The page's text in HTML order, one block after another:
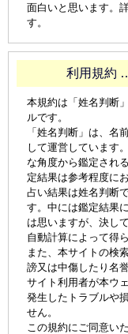
面白いと思います。
す。
利用規約
本規約は「姓名判断
ルです。
「姓名判断」は、名
して運営しています
な角度から鑑定され
定結果は参考程度に
占い結果は姓名判断
す。中には鑑定結果
は思いますが、決し
自動計算によって得
また、本サイトの検
謗又は中傷したり名
サイト利用者が本ウ
発生したトラブルや
せん。
この規約にご同意い